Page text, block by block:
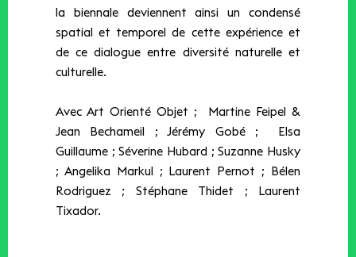
la biennale deviennent ainsi un condensé
spatial et temporel de cette expérience et
de ce dialogue entre diversité naturelle et
culturelle.
Avec Art Orienté Objet ; Martine Feipel &
Jean Bechameil ; Jérémy Gobé ; Elsa
Guillaume ; Séverine Hubard ; Suzanne Husky
; Angelika Markul ; Laurent Pernot ; Bélen
Rodriguez ; Stéphane Thidet ; Laurent
Tixador.